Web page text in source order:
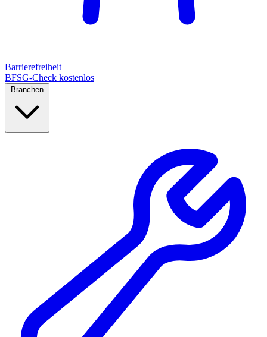
Barrierefreiheit
BFSG-Check kostenlos